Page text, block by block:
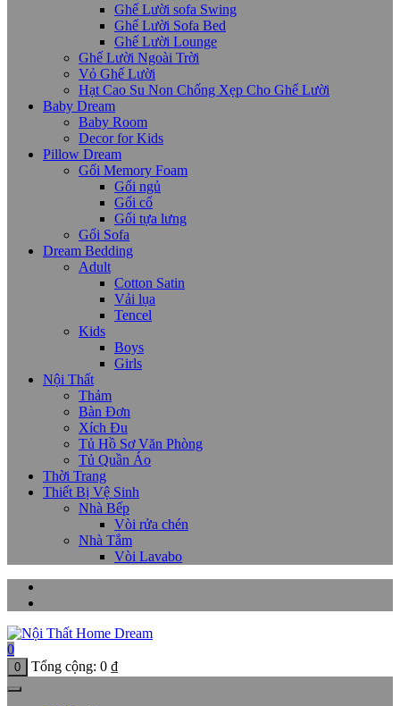
Ghế Lười sofa Swing
Ghế Lười Sofa Bed
Ghế Lười Lounge
Ghế Lười Ngoài Trời
Vỏ Ghế Lười
Hạt Cao Su Non Chống Xẹp Cho Ghế Lười
Baby Dream
Baby Room
Decor for Kids
Pillow Dream
Gối Memory Foam
Gối ngủ
Gối cổ
Gối tựa lưng
Gối Sofa
Dream Bedding
Adult
Cotton Satin
Vải lụa
Tencel
Kids
Boys
Girls
Nội Thất
Thảm
Bàn Đơn
Xích Đu
Tủ Hồ Sơ Văn Phòng
Tủ Quần Áo
Thời Trang
Thiết Bị Vệ Sinh
Nhà Bếp
Vòi rửa chén
Nhà Tắm
Vòi Lavabo
0
0 Tổng cộng: 0 ₫